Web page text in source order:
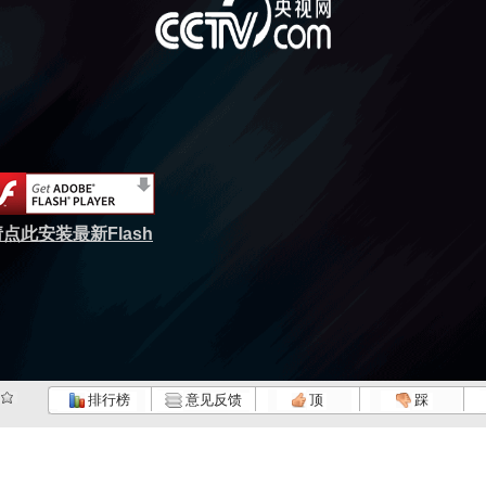
点此安装最新Flash
排行榜 意见反馈 顶 踩